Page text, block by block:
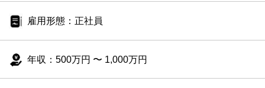
雇用形態：正社員
年収：500万円 〜 1,000万円